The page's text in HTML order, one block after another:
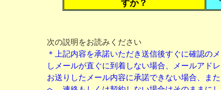
すか？
次の説明をお読みください
＊上記内容を承諾いただき送信後すぐに確認
しメールが直ぐに到着しない場合、メールアド
お送りしたメール内容に承諾できない場合、ま